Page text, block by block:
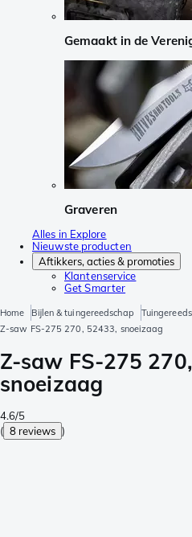
Gemaakt in de
Graveren
Alles in Explore
Nieuwste producten
Aftikkers, acties & promoties
Klantenservice
Get Smarter
Home Bijlen & tuingereedschap
Z-saw FS-275 270, 52433, snoeizaag
Z-saw FS-275
snoeizaag
4.6/5
( 8 reviews )